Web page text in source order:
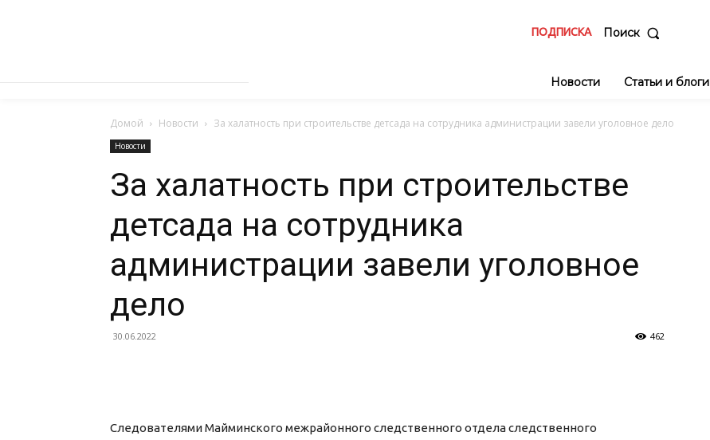
ПОДПИСКА Поиск
Новости Статьи и блоги
Домой Новости За халатность при строительстве детсада на сотрудника администрации завели уголовное дело
Новости
За халатность при строительстве
детсада на сотрудника
администрации завели уголовное
дело
30.06.2022 462
Следователями Майминского межрайонного следственного отдела следственного